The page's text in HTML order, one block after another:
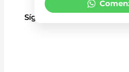
Síguenos: